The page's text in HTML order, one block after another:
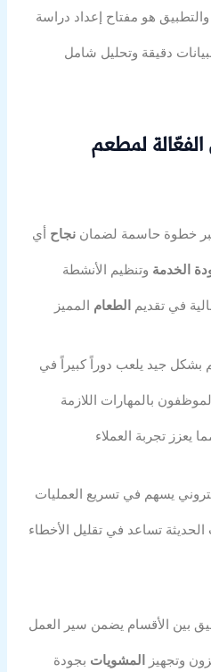
والتطبيق هو مفتاح إعداد دراسة
دقيقة وتحليل شامل
الفعّالة لمطعم
خطوة حاسمة لضمان نجاح أي
الخدمة وتنظيم الأنشطة
في تقديم الطعام
بشكل جيد يلعب دوراً كبيراً في
بالمهارات اللازمة
يسهم في تسريع العمليات
الحديثة تساعد في تقليل الأخطاء
بين الأقسام يضمن سير العمل
وتجهيز المشويات بجودة